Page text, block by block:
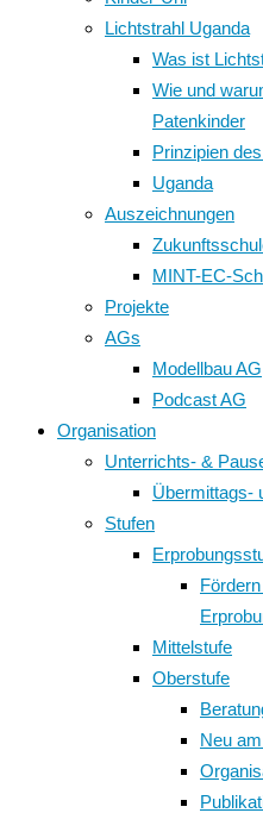
Lichtstrahl Uganda
Was ist
Wie und
Patenkinder
Prinzipien
Uganda
Auszeichnungen
MINT-EC-
Projekte
AGs
Modellbau AG
Podcast AG
Organisation
Unterrichts- &
Übermittags-
Stufen
Mittelstufe
Oberstufe
Neu